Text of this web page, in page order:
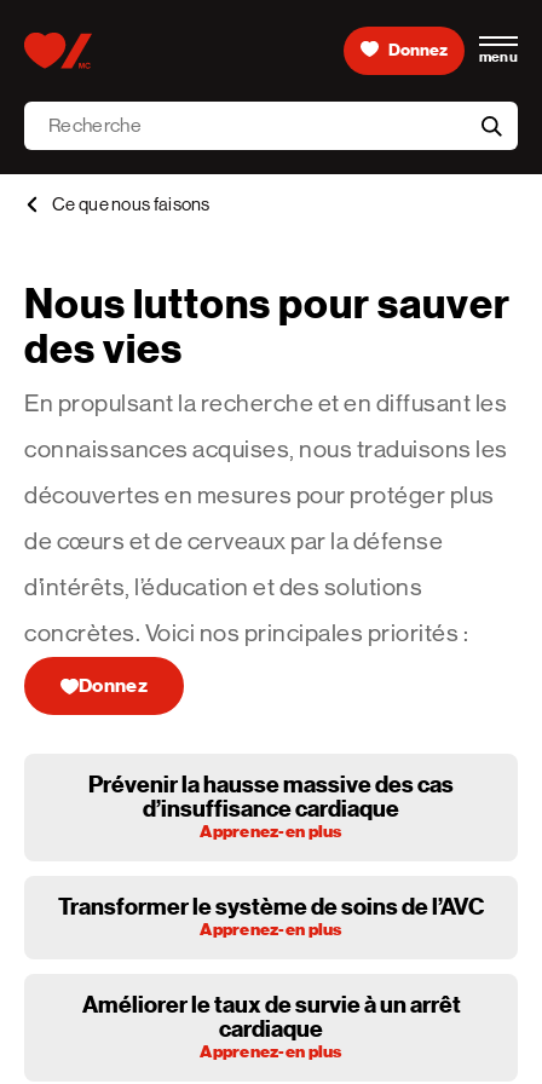
Donnez menu
Recherche
aria-
Ce que nous faisons
Nous luttons pour sauver
des vies
En propulsant la recherche et en diffusant les
connaissances acquises, nous traduisons les
découvertes en mesures pour protéger plus
de cœurs et de cerveaux par la défense
d’intérêts, l’éducation et des solutions
concrètes. Voici nos principales priorités :
Donnez
Prévenir la hausse massive des cas
d’insuffisance cardiaque
Apprenez-en plus
Prévenir la hausse massive des cas
d’insuffisance cardiaque
pays sont atteintes d’insuffisance cardiaque, et environ 100
000 autres reçoivent un diagnostic de cette maladie chaque
Transformer le système de soins de l’AVC
Apprenez-en plus
Transformer le système de soins de l’AVC
En un instant, un AVC peut avoir des effets dévastateurs sur
une famille. C’est une des plus importantes causes de décès, et
Améliorer le taux de survie à un arrêt
cardiaque
Apprenez-en plus